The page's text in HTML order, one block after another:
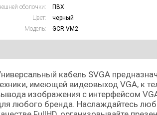
оболочки:
ПВХ
Цвет:
черный
Модель:
GCR-VM2
кабель SVGA
имеющей видеовыход VGA, к
изображения с интерфейсом
любого бренда. Наслаждайтесь